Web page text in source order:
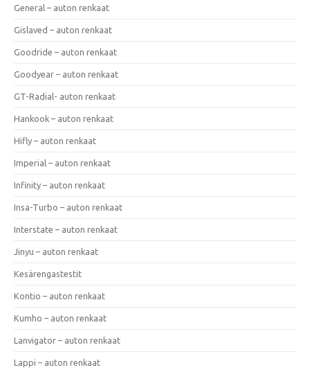
General – auton renkaat
Gislaved – auton renkaat
Goodride – auton renkaat
Goodyear – auton renkaat
GT-Radial- auton renkaat
Hankook – auton renkaat
Hifly – auton renkaat
Imperial – auton renkaat
Infinity – auton renkaat
Insa-Turbo – auton renkaat
Interstate – auton renkaat
Jinyu – auton renkaat
Kesärengastestit
Kontio – auton renkaat
Kumho – auton renkaat
Lanvigator – auton renkaat
Lappi – auton renkaat